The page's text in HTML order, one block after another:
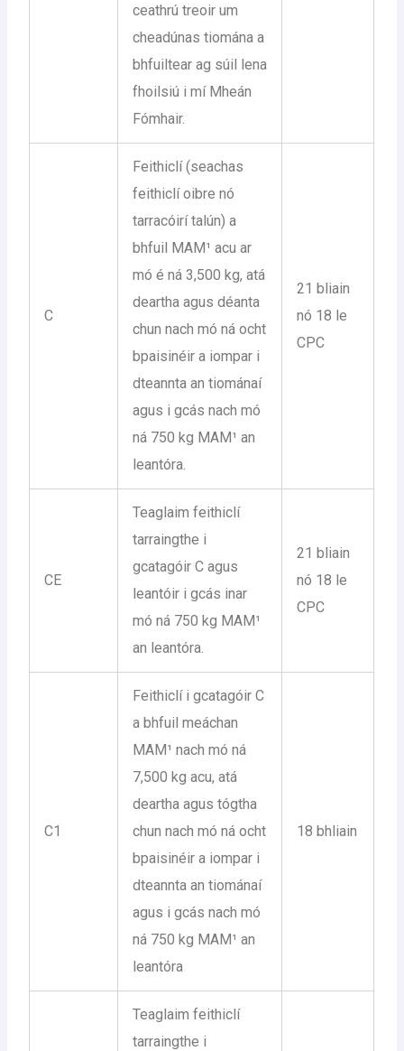
ceathrú treoir um
cheadúnas tiomána a
bhfuiltear ag súil lena
fhoilsiú i mí Mheán
Fómhair.
C
Feithiclí (seachas
feithiclí oibre nó
tarracóirí talún) a
bhfuil MAM¹ acu ar
mó é ná 3,500 kg, atá
deartha agus déanta
chun nach mó ná ocht
bpaisinéir a iompar i
dteannta an tiománaí
agus i gcás nach mó
ná 750 kg MAM¹ an
leantóra.
21 bliain
nó 18 le
CPC
CE
Teaglaim feithiclí
tarraingthe i
gcatagóir C agus
leantóir i gcás inar
mó ná 750 kg MAM¹
an leantóra.
21 bliain
nó 18 le
CPC
C1
Feithiclí i gcatagóir C
a bhfuil meáchan
MAM¹ nach mó ná
7,500 kg acu, atá
deartha agus tógtha
chun nach mó ná ocht
bpaisinéir a iompar i
dteannta an tiománaí
agus i gcás nach mó
ná 750 kg MAM¹ an
leantóra
18 bhliain
Teaglaim feithiclí
tarraingthe i